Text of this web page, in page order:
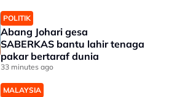
POLITIK
Abang Johari gesa
SABERKAS bantu lahir tenaga
pakar bertaraf dunia
33 minutes ago
MALAYSIA